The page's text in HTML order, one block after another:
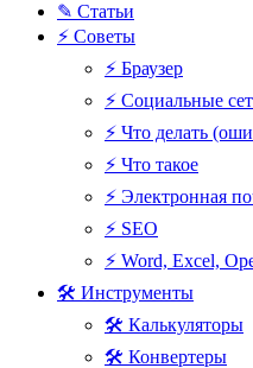
✎ Статьи
⚡ Советы
⚡ Браузер
⚡ Социальные
⚡ Что делать
⚡ Что такое
⚡ Электронная
⚡ SEO
⚡ Word, Excel,
🛠 Инструменты
🛠 Калькуляторы
🛠 Конвертеры